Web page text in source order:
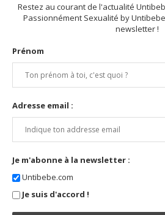
Restez au courant de l'actualité
Passionnément Sexualité by
newsletter !
Prénom
Adresse email :
Je m'abonne à la newsletter :
Untibebe.com
Je suis d'accord !